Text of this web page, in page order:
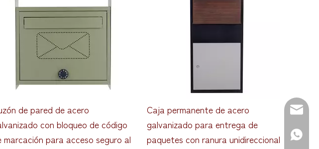
de pared de acero
con bloqueo de código
marcación para acceso seguro al
Caja permanente de acero
galvanizado para entrega de
paquetes con ranura unidireccional
Correo